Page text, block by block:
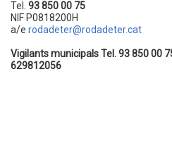
Tel. 93 850 00 75
NIF P0818200H
a/e rodadeter@rodadeter.cat
Vigilants municipals Tel. 93 850 00
629812056